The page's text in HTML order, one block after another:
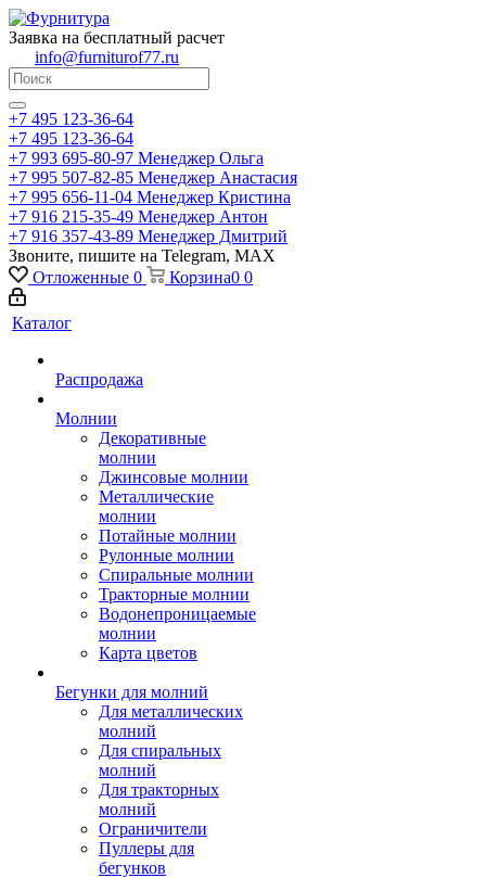
Заявка на бесплатный расчет
info@furniturof77.ru
+7 495 123-36-64
+7 495 123-36-64
+7 993 695-80-97 Менеджер Ольга
+7 995 507-82-85 Менеджер Анастасия
+7 995 656-11-04 Менеджер Кристина
+7 916 215-35-49 Менеджер Антон
+7 916 357-43-89 Менеджер Дмитрий
Звоните, пишите на Telegram, MAX
Отложенные 0 Корзина0 0
Каталог
Распродажа
Молнии
Декоративные
молнии
Джинсовые молнии
Металлические
молнии
Потайные молнии
Рулонные молнии
Спиральные молнии
Тракторные молнии
Водонепроницаемые
молнии
Карта цветов
Бегунки для молний
Для металлических
молний
Для спиральных
молний
Для тракторных
молний
Ограничители
Пуллеры для
бегунков